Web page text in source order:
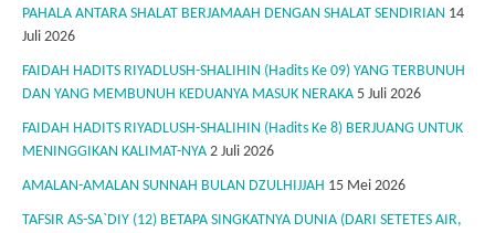
PAHALA ANTARA SHALAT BERJAMAAH DENGAN SHALAT SENDIRIAN 14
Juli 2026
FAIDAH HADITS RIYADLUSH-SHALIHIN (Hadits Ke 09) YANG TERBUNUH
DAN YANG MEMBUNUH KEDUANYA MASUK NERAKA 5 Juli 2026
FAIDAH HADITS RIYADLUSH-SHALIHIN (Hadits Ke 8) BERJUANG UNTUK
MENINGGIKAN KALIMAT-NYA 2 Juli 2026
AMALAN-AMALAN SUNNAH BULAN DZULHIJJAH 15 Mei 2026
TAFSIR AS-SA`DIY (12) BETAPA SINGKATNYA DUNIA (DARI SETETES AIR,